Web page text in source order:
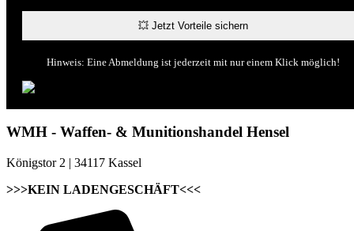
Hinweis: Eine Abmeldung ist jederzeit mit nur einem Klick möglich!
WMH - Waffen- & Munitionshandel Hensel
Königstor 2 | 34117 Kassel
>>>KEIN LADENGESCHÄFT<<<